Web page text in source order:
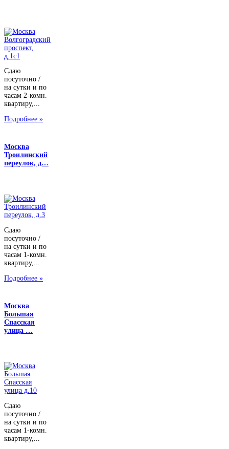
Сдаю
посуточно /
на сутки и по
часам 2-комн.
квартиру,...
Подробнее »
Москва
Троилинский
переулок, д…
Сдаю
посуточно /
на сутки и по
часам 1-комн.
квартиру,...
Подробнее »
Москва
Большая
Спасская
улица …
Сдаю
посуточно /
на сутки и по
часам 1-комн.
квартиру,...